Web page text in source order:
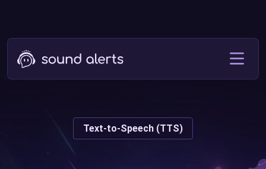
Text-to-Speech (TTS)